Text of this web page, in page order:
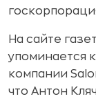
На сайте
упоминается
компании
что Антон